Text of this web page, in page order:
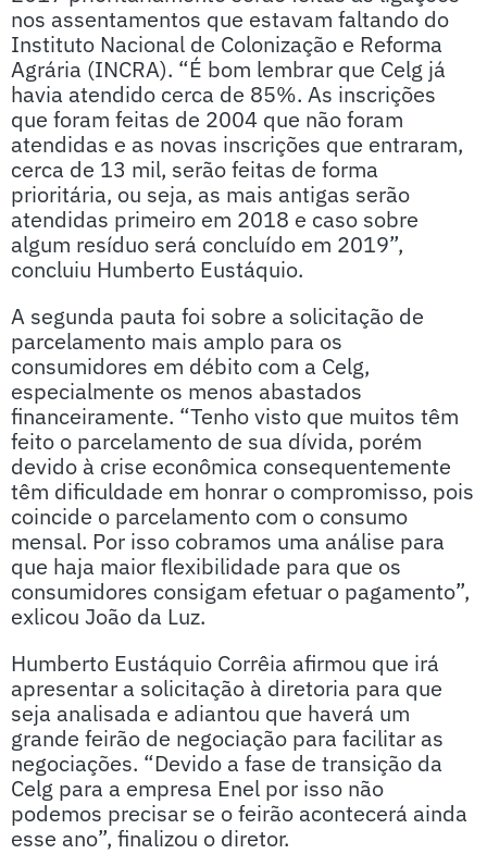
nos assentamentos que estavam faltando do
Instituto Nacional de Colonização e Reforma
Agrária (INCRA). “É bom lembrar que Celg já
havia atendido cerca de 85%. As inscrições
que foram feitas de 2004 que não foram
atendidas e as novas inscrições que entraram,
cerca de 13 mil, serão feitas de forma
prioritária, ou seja, as mais antigas serão
atendidas primeiro em 2018 e caso sobre
algum resíduo será concluído em 2019”,
concluiu Humberto Eustáquio.
A segunda pauta foi sobre a solicitação de
parcelamento mais amplo para os
consumidores em débito com a Celg,
especialmente os menos abastados
financeiramente. “Tenho visto que muitos têm
feito o parcelamento de sua dívida, porém
devido à crise econômica consequentemente
têm dificuldade em honrar o compromisso, pois
coincide o parcelamento com o consumo
mensal. Por isso cobramos uma análise para
que haja maior flexibilidade para que os
consumidores consigam efetuar o pagamento”,
exlicou João da Luz.
Humberto Eustáquio Corrêia afirmou que irá
apresentar a solicitação à diretoria para que
seja analisada e adiantou que haverá um
grande feirão de negociação para facilitar as
negociações. “Devido a fase de transição da
Celg para a empresa Enel por isso não
podemos precisar se o feirão acontecerá ainda
esse ano”, finalizou o diretor.